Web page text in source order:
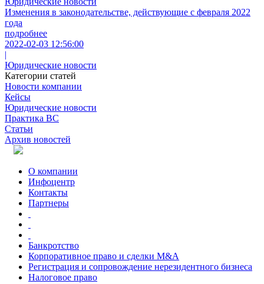
Изменения в законодательстве, действующие с февраля 2022
года
подробнее
2022-02-03 12:56:00
|
Юридические новости
Категории статей
Новости компании
Кейсы
Юридические новости
Практика ВС
Статьи
Архив новостей
О компании
Инфоцентр
Контакты
Партнеры
Банкротство
Корпоративное право и сделки M&A
Регистрация и сопровождение нерезидентного бизнеса
Налоговое право